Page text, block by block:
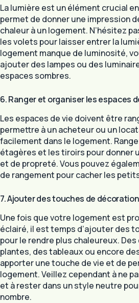
La lumière est un élément crucial
permet de donner une impression
chaleur à un logement. N’hésitez
les volets pour laisser entrer la
logement manque de luminosité,
ajouter des lampes ou des
espaces sombres.
6. Ranger et organiser les espaces
Les espaces de vie doivent être
permettre à un acheteur ou un
facilement dans le logement.
étagères et les tiroirs pour donner
et de propreté. Vous pouvez
de rangement pour cacher les
7. Ajouter des touches de décoration
Une fois que votre logement est
éclairé, il est temps d’ajouter des
pour le rendre plus chaleureux.
plantes, des tableaux ou encore
apporter une touche de vie et de
logement. Veillez cependant à ne
et à rester dans un style neutre
nombre.